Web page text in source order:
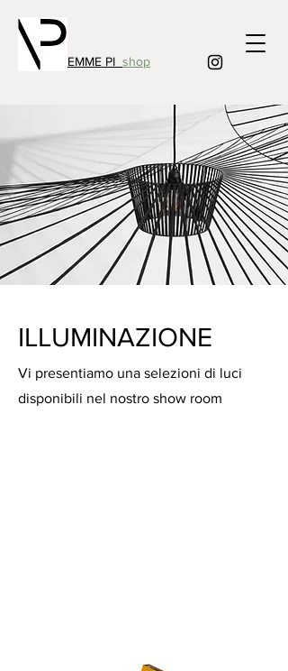
EMME PI shop
ILLUMINAZIONE
Vi presentiamo una selezioni di luci
disponibili nel nostro show room